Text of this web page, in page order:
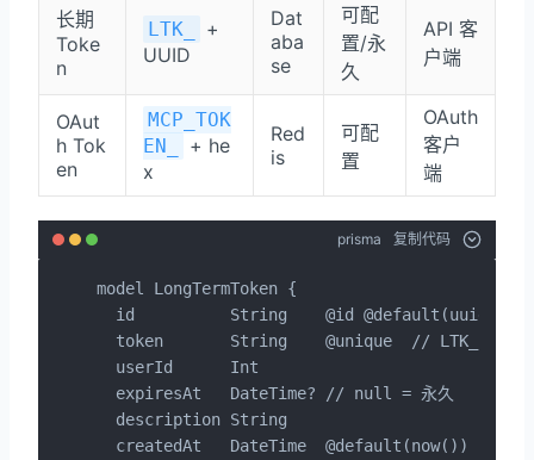
长期
Toke
n
LTK_
+
UUID
Dat
aba
se
可配
置/永
久
API 客
户端
OAut
h Tok
en
MCP_TOK
EN_
+ he
x
Red
is
可配
置
OAuth
客户
端
prisma 复制代码
model LongTermToken {
  id          String    @id @default(uuid())
  token       String    @unique  // LTK_ 开头
  userId      Int
  expiresAt   DateTime? // null = 永久
  description String
  createdAt   DateTime  @default(now())